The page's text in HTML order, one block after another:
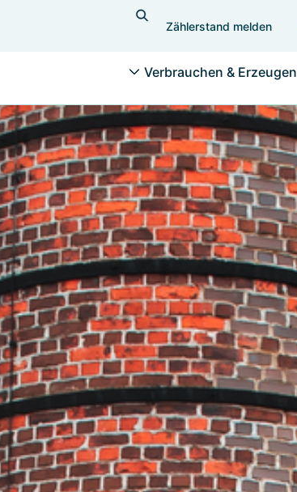
Zählerstand melden
Verbrauchen & Erzeugen
Messen & Betreiben
Zählerstand erfassen
Stromzähler
Gaszähler